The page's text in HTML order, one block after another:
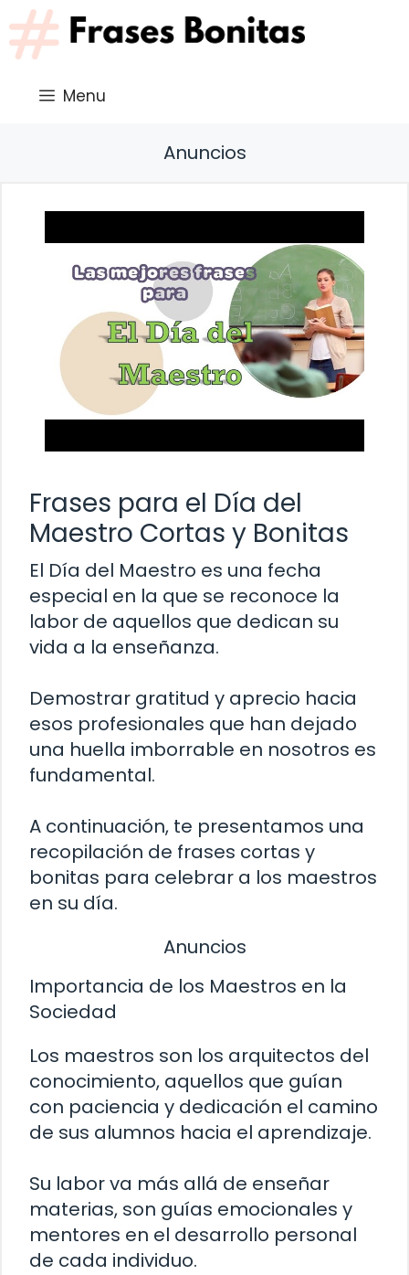
Saltar
al
contenido
Menu
Anuncios
Frases para el Día del
Maestro Cortas y Bonitas
El Día del Maestro es una fecha
especial en la que se reconoce la
labor de aquellos que dedican su
vida a la enseñanza.
Demostrar gratitud y aprecio hacia
esos profesionales que han dejado
una huella imborrable en nosotros es
fundamental.
A continuación, te presentamos una
recopilación de frases cortas y
bonitas para celebrar a los maestros
en su día.
Anuncios
Importancia de los Maestros en la
Sociedad
Los maestros son los arquitectos del
conocimiento, aquellos que guían
con paciencia y dedicación el camino
de sus alumnos hacia el aprendizaje.
Su labor va más allá de enseñar
materias, son guías emocionales y
mentores en el desarrollo personal
de cada individuo.